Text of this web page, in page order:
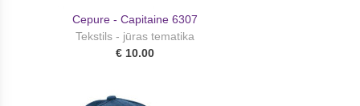
Cepure - Capitaine 6307
Tekstils - jūras tematika
€ 10.00